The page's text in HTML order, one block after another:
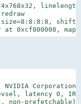
0xcf000000,
latency 0,
non-prefetchable)